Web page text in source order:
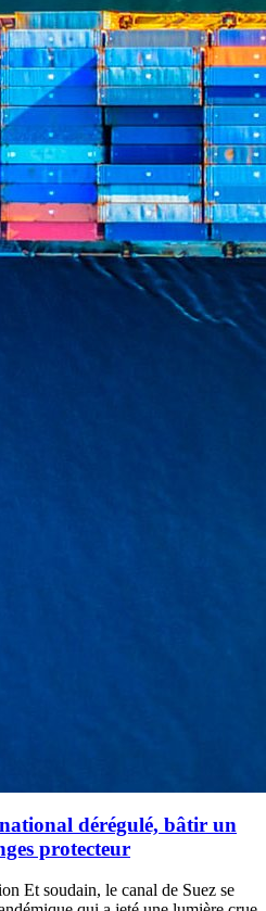
dérégulé, bâtir un
protecteur
Et soudain, le canal de Suez se